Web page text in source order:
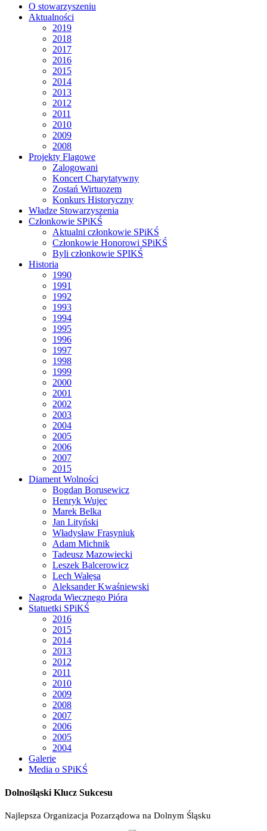
O stowarzyszeniu
Aktualności
2019
2018
2017
2016
2015
2014
2013
2012
2011
2010
2009
2008
Projekty Flagowe
Zalogowani
Koncert Charytatywny
Zostań Wirtuozem
Konkurs Historyczny
Władze Stowarzyszenia
Członkowie SPiKŚ
Aktualni członkowie SPiKŚ
Członkowie Honorowi SPiKŚ
Byli członkowie SPIKŚ
Historia
1990
1991
1992
1993
1994
1995
1996
1997
1998
1999
2000
2001
2002
2003
2004
2005
2006
2007
2015
Diament Wolności
Bogdan Borusewicz
Henryk Wujec
Marek Belka
Jan Lityński
Władysław Frasyniuk
Adam Michnik
Tadeusz Mazowiecki
Leszek Balcerowicz
Lech Wałęsa
Aleksander Kwaśniewski
Nagroda Wiecznego Pióra
Statuetki SPiKŚ
2016
2015
2014
2013
2012
2011
2010
2009
2008
2007
2006
2005
2004
Galerie
Media o SPiKŚ
Dolnośląski Klucz Sukcesu
Najlepsza Organizacja Pozarządowa na Dolnym Śląsku